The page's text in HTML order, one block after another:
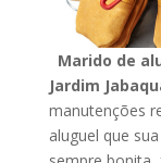
Marido de
Jardim
manutenções
aluguel que